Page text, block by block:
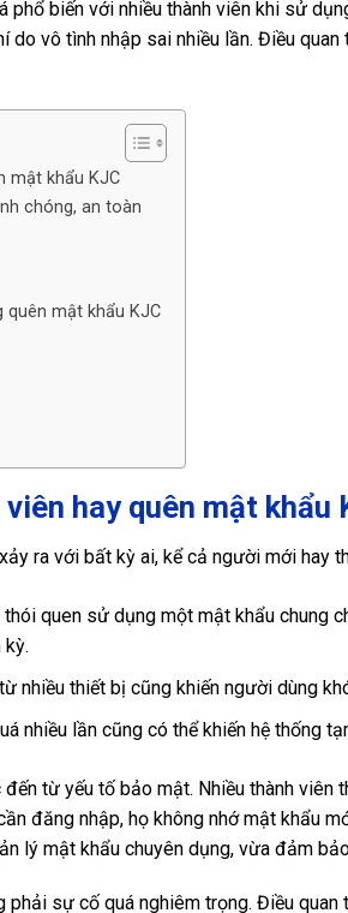
phổ biến với nhiều thành viên khi sử
do vô tình nhập sai nhiều lần. Điều
mật khẩu KJC
chóng, an toàn
quên mật khẩu KJC
hay quên mật khẩu
ra với bất kỳ ai, kể cả người mới hay
quen sử dụng một mật khẩu chung
nhiều thiết bị cũng khiến người dùng
nhiều lần cũng có thể khiến hệ thống
từ yếu tố bảo mật. Nhiều thành
đăng nhập, họ không nhớ mật khẩu
lý mật khẩu chuyên dụng, vừa đảm
phải sự cố quá nghiêm trọng. Điều